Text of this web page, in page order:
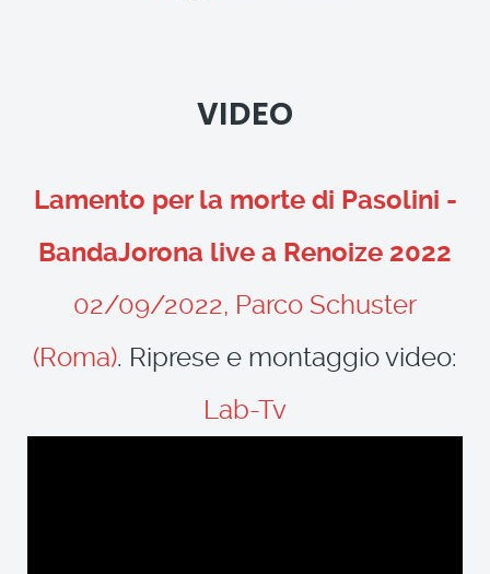
VIDEO
Lamento per la morte di Pasolini -
BandaJorona live a Renoize 2022
02/09/2022, Parco Schuster
(Roma). Riprese e montaggio video:
Lab-Tv